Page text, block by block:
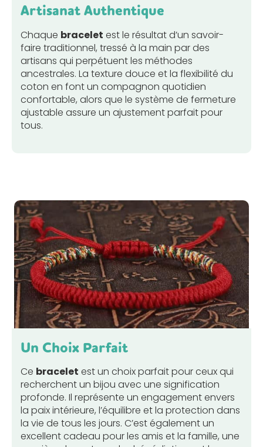
Artisanat Authentique
Chaque bracelet est le résultat d’un savoir-
faire traditionnel, tressé à la main par des
artisans qui perpétuent les méthodes
ancestrales. La texture douce et la flexibilité du
coton en font un compagnon quotidien
confortable, alors que le système de fermeture
ajustable assure un ajustement parfait pour
tous.
Un Choix Parfait
Ce bracelet est un choix parfait pour ceux qui
recherchent un bijou avec une signification
profonde. Il représente un engagement envers
la paix intérieure, l’équilibre et la protection dans
la vie de tous les jours. C’est également un
excellent cadeau pour les amis et la famille, une